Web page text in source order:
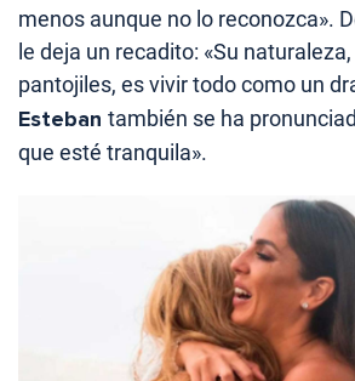
menos aunque no lo reconozca».
le deja un recadito: «Su
pantojiles, es vivir todo como un
Esteban también se ha
que esté tranquila».